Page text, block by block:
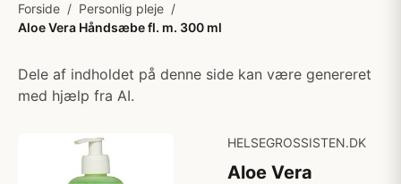
Forside / Personlig pleje /
Aloe Vera Håndsæbe fl. m. 300 ml
Dele af indholdet på denne side kan være genereret
med hjælp fra AI.
HELSEGROSSISTEN.DK
Aloe Vera